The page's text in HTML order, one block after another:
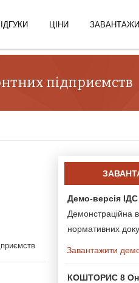
ЦІНИ
підприємств
Демо-версія
Демонстраційна
нормативних
Завантажити
КОШТОРИС 8